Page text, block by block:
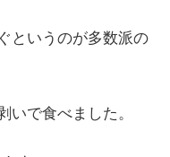
というのが多数派の
いで食べました。